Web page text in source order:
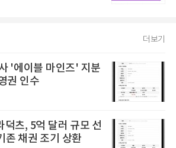
더보기
'에이블 마인즈' 지분
권 인수
덕츠, 5억 달러 규모 선
채권 조기 상환